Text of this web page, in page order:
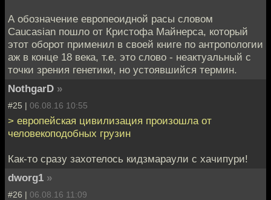
А обозначение европеоидной расы словом
Caucasian пошло от Кристофа Майнерса, который
этот оборот применил в своей книге по антропологии
аж в конце 18 века, т.е. это слово - неактуальный с
точки зрения генетики, но устоявшийся термин.
NothgarD »
#25 | 06.08.16 10:55
> европейская цивилизация произошла от
человекоподобных грузин
Как-то сразу захотелось кидзмараули с хачипури!
dworg1 »
#26 | 06.08.16 11:09